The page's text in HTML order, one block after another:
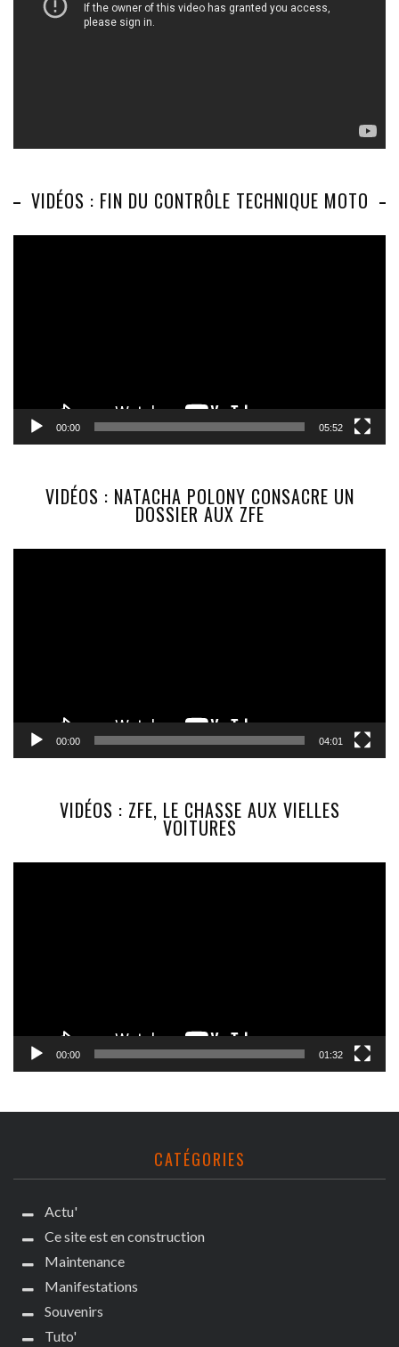
VIDÉOS : FIN DU CONTRÔLE TECHNIQUE MOTO
00:00 05:52
VIDÉOS : NATACHA POLONY CONSACRE UN
DOSSIER AUX ZFE
00:00 04:01
VIDÉOS : ZFE, LE CHASSE AUX VIELLES
VOITURES
00:00 01:32
CATÉGORIES
Actu'
Ce site est en construction
Maintenance
Manifestations
Souvenirs
Tuto'